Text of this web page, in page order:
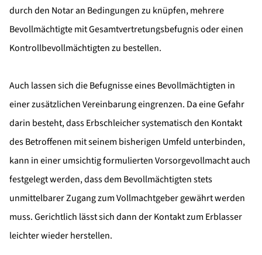
durch den Notar an Bedingungen zu knüpfen, mehrere
Bevollmächtigte mit Gesamtvertretungsbefugnis oder einen
Kontrollbevollmächtigten zu bestellen.
Auch lassen sich die Befugnisse eines Bevollmächtigten in
einer zusätzlichen Vereinbarung eingrenzen. Da eine Gefahr
darin besteht, dass Erbschleicher systematisch den Kontakt
des Betroffenen mit seinem bisherigen Umfeld unterbinden,
kann in einer umsichtig formulierten Vorsorgevollmacht auch
festgelegt werden, dass dem Bevollmächtigten stets
unmittelbarer Zugang zum Vollmachtgeber gewährt werden
muss. Gerichtlich lässt sich dann der Kontakt zum Erblasser
leichter wieder herstellen.